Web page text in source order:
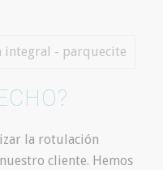
la rotulación
cliente. Hemos